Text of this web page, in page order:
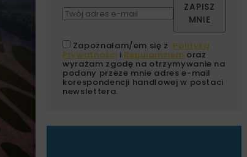
ZAPISZ
MNIE
Zapoznałam/em się z Polityką
Prywatności i Regulaminem oraz
wyrażam zgodę na otrzymywanie na
podany przeze mnie adres e-mail
korespondencji handlowej w postaci
newslettera.